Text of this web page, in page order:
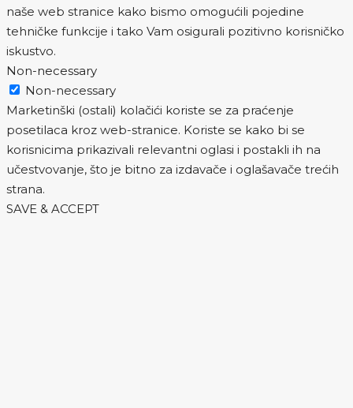
naše web stranice kako bismo omogućili pojedine
tehničke funkcije i tako Vam osigurali pozitivno korisničko
iskustvo.
Non-necessary
Non-necessary
Marketinški (ostali) kolačići koriste se za praćenje
posetilaca kroz web-stranice. Koriste se kako bi se
korisnicima prikazivali relevantni oglasi i postakli ih na
učestvovanje, što je bitno za izdavače i oglašavače trećih
strana.
SAVE & ACCEPT